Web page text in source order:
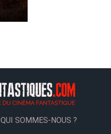
QUI SOMMES-NOUS ?